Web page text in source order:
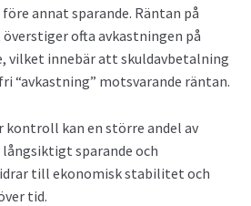
annat sparande. Räntan på
ofta avkastningen på
vilket innebär att skuldavbetalning
“avkastning” motsvarande räntan.
kontroll kan en större andel av
sparande och
till ekonomisk stabilitet och
tid.